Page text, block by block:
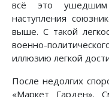
всё это
наступления
выше. С такой
военно-
иллюзию легкой
После недолгих
«Маркет Гарден».